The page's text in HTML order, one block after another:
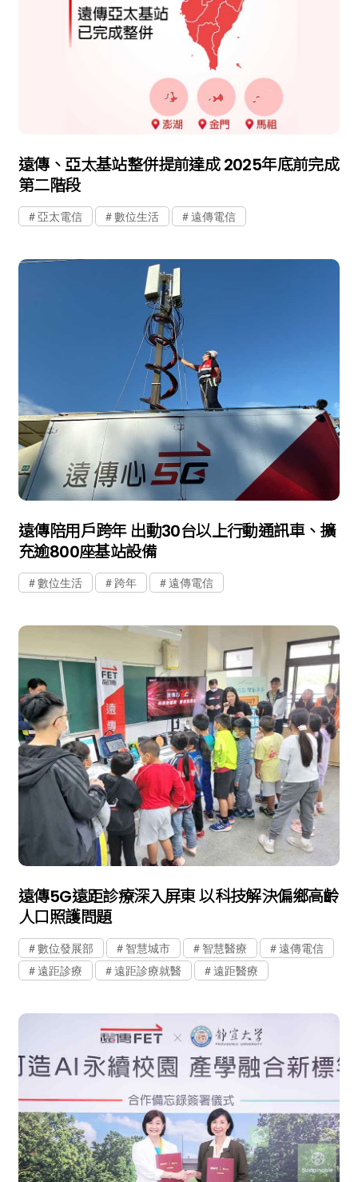
遠傳、亞太基站整併提前達成 2025年底前完成
第二階段
亞太電信 數位生活 遠傳電信
遠傳陪用戶跨年 出動30台以上行動通訊車、擴
充逾800座基站設備
數位生活 跨年 遠傳電信
遠傳5G遠距診療深入屏東 以科技解決偏鄉高齡
人口照護問題
數位發展部 智慧城市 智慧醫療
遠傳電信
遠距診療
遠距診療就醫 遠距醫療